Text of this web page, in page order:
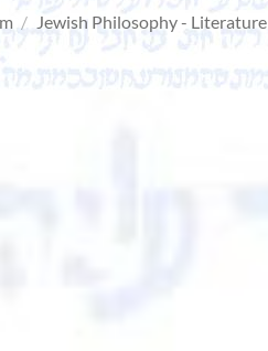
/ Jewish Philosophy - Literature